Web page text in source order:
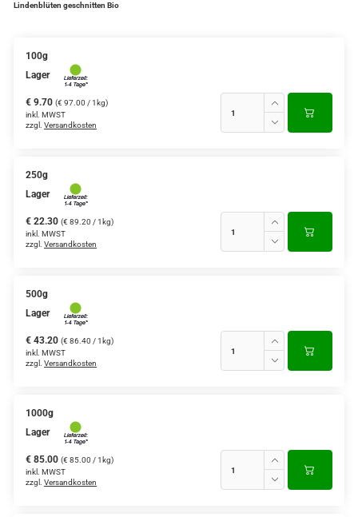
Lindenblüten geschnitten Bio
100g
Lager
€ 9.70 (€ 97.00 / 1kg)
inkl. MWST
zzgl. Versandkosten
250g
Lager
€ 22.30 (€ 89.20 / 1kg)
inkl. MWST
zzgl. Versandkosten
500g
Lager
€ 43.20 (€ 86.40 / 1kg)
inkl. MWST
zzgl. Versandkosten
1000g
Lager
€ 85.00 (€ 85.00 / 1kg)
inkl. MWST
zzgl. Versandkosten